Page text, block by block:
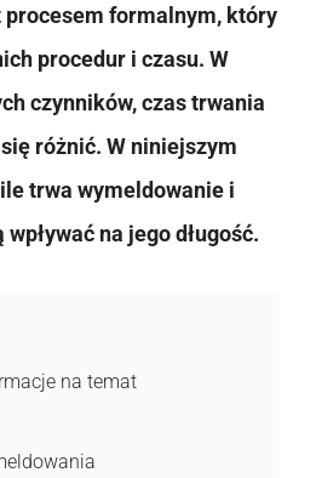
formalnym, który
procedur i czasu. W
czynników, czas trwania
różnić. W niniejszym
trwa wymeldowanie i
na jego długość.
na temat